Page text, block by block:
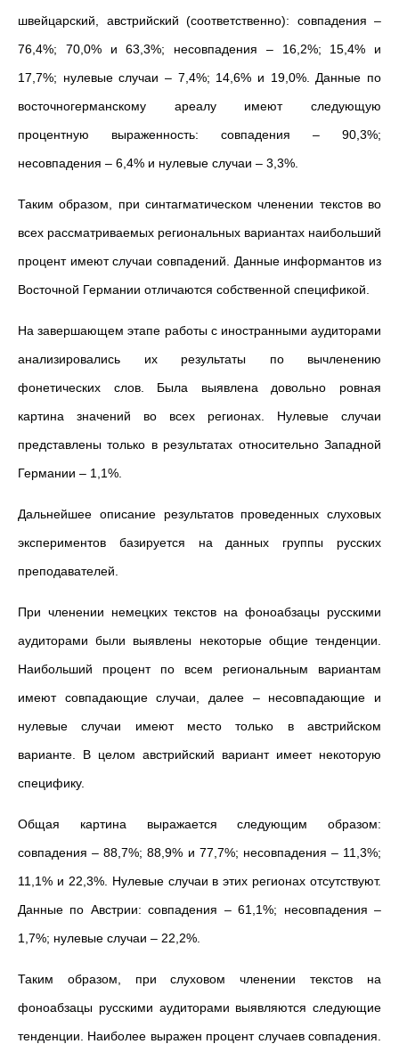
швейцарский, австрийский (соответственно): совпадения –
76,4%; 70,0% и 63,3%; несовпадения – 16,2%; 15,4% и
17,7%; нулевые случаи – 7,4%; 14,6% и 19,0%. Данные по
восточногерманскому ареалу имеют следующую
процентную выраженность: совпадения – 90,3%;
несовпадения – 6,4% и нулевые случаи – 3,3%.
Таким образом, при синтагматическом членении текстов во
всех рассматриваемых региональных вариантах наибольший
процент имеют случаи совпадений. Данные информантов из
Восточной Германии отличаются собственной спецификой.
На завершающем этапе работы с иностранными аудиторами
анализировались их результаты по вычленению
фонетических слов. Была выявлена довольно ровная
картина значений во всех регионах. Нулевые случаи
представлены только в результатах относительно Западной
Германии – 1,1%.
Дальнейшее описание результатов проведенных слуховых
экспериментов базируется на данных группы русских
преподавателей.
При членении немецких текстов на фоноабзацы русскими
аудиторами были выявлены некоторые общие тенденции.
Наибольший процент по всем региональным вариантам
имеют совпадающие случаи, далее – несовпадающие и
нулевые случаи имеют место только в австрийском
варианте. В целом австрийский вариант имеет некоторую
специфику.
Общая картина выражается следующим образом:
совпадения – 88,7%; 88,9% и 77,7%; несовпадения – 11,3%;
11,1% и 22,3%. Нулевые случаи в этих регионах отсутствуют.
Данные по Австрии: совпадения – 61,1%; несовпадения –
1,7%; нулевые случаи – 22,2%.
Таким образом, при слуховом членении текстов на
фоноабзацы русскими аудиторами выявляются следующие
тенденции. Наиболее выражен процент случаев совпадения.